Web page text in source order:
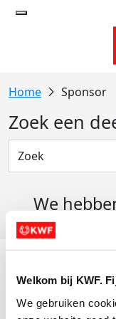
Welkom bij KWF.
We gebruiken
Sponsor
Zoek een
We
Evenementen